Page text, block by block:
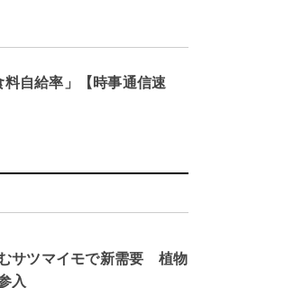
自給率」【時事通信速
サツマイモで新需要 植物
入